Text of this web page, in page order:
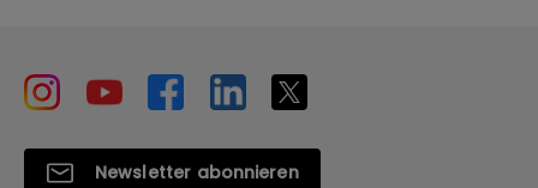
Newsletter abonnieren